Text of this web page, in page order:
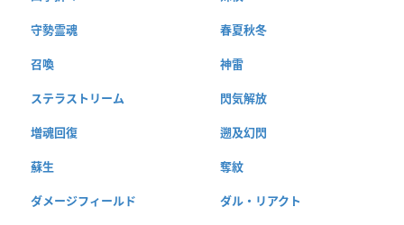
守勢霊魂 春夏秋冬
召喚 神雷
ステラストリーム 閃気解放
増魂回復 遡及幻閃
蘇生 奪紋
ダメージフィールド ダル・リアクト